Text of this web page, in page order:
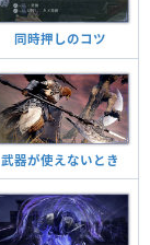
同時押しのコツ
武器が使えないとき